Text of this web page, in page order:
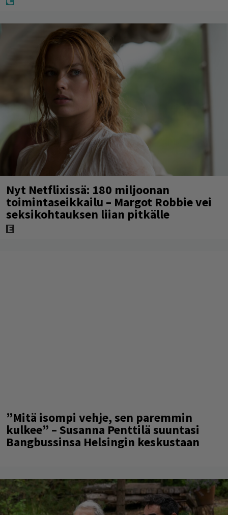
Nyt Netflixissä: 180 miljoonan
toimintaseikkailu – Margot Robbie vei
seksikohtauksen liian pitkälle
”Mitä isompi vehje, sen paremmin
kulkee” – Susanna Penttilä suuntasi
Bangbussinsa Helsingin keskustaan